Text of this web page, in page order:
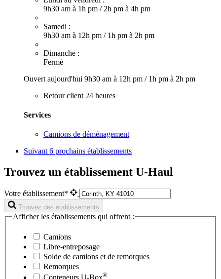
9h30 am à 1h pm / 2h pm à 4h pm
Samedi :
9h30 am à 12h pm / 1h pm à 2h pm
Dimanche :
Fermé
Ouvert aujourd'hui 9h30 am à 12h pm / 1h pm à 2h pm
Retour client 24 heures
Services
Camions de déménagement
Suivant 6 prochains établissements
Trouvez un établissement U-Haul
Votre établissement*
Trouvez des établissements
Afficher les établissements qui offrent :
Camions
Libre-entreposage
Solde de camions et de remorques
Remorques
®